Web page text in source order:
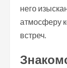
него
атмосферу
встреч.